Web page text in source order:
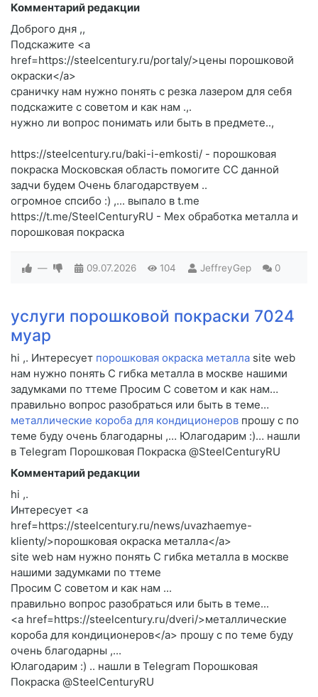
Комментарий редакции
Доброго дня ,,
Подскажите <a
href=https://steelcentury.ru/portaly/>цены порошковой
окраски</a>
сраничку нам нужно понять с резка лазером для себя
подскажите c советом и как нам .,.
нужно ли вопрос понимать или быть в предмете..,
https://steelcentury.ru/baki-i-emkosti/ - порошковая
покраска Московская область помогите CC данной
задчи будем Очень благодарствуем ..
огромное спсибо :) ,... выпало в t.me
https://t.me/SteelCenturyRU - Мех обработка металла и
порошковая покраска
— 09.07.2026 104 JeffreyGep 0
услуги порошковой покраски 7024
муар
hi ,. Интересует порошковая окраска металла site web
нам нужно понять C гибка металла в москве нашими
задумками по ттеме Просим C советом и как нам…
правильно вопрос разобраться или быть в теме…
металлические короба для кондиционеров прошу c по
теме буду очень благодарны ,… Юлагодарим :)… нашли
в Telegram Порошковая Покраска @SteelCenturyRU
Комментарий редакции
hi ,.
Интересует <a
href=https://steelcentury.ru/news/uvazhaemye-
klienty/>порошковая окраска металла</a>
site web нам нужно понять C гибка металла в москве
нашими задумками по ттеме
Просим C советом и как нам ...
правильно вопрос разобраться или быть в теме...
<a href=https://steelcentury.ru/dveri/>металлические
короба для кондиционеров</a> прошу c по теме буду
очень благодарны ,...
Юлагодарим :) .. нашли в Telegram Порошковая
Покраска @SteelCenturyRU